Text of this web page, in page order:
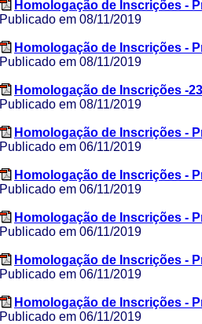
Homologação de Inscrições -
Publicado em 08/11/2019
Homologação de Inscrições -
Publicado em 08/11/2019
Homologação de Inscrições -
Publicado em 08/11/2019
Homologação de Inscrições -
Publicado em 06/11/2019
Homologação de Inscrições -
Publicado em 06/11/2019
Homologação de Inscrições -
Publicado em 06/11/2019
Homologação de Inscrições -
Publicado em 06/11/2019
Homologação de Inscrições -
Publicado em 06/11/2019